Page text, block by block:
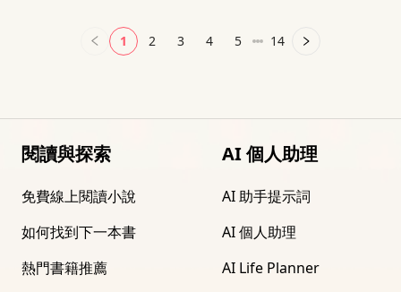
1 2 3 4 5 14
閱讀與探索
免費線上閱讀小說
如何找到下一本書
熱門書籍推薦
AI 個人助理
AI 助手提示詞
AI 個人助理
AI Life Planner